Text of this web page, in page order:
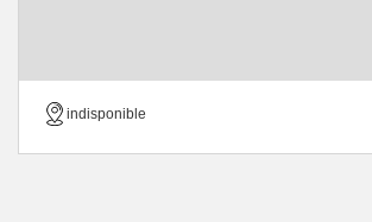
indisponible